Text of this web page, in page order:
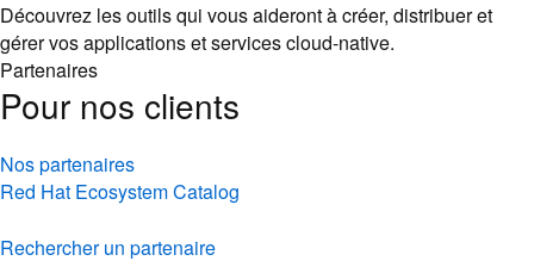
Découvrez les outils qui vous aideront à créer, distribuer et
gérer vos applications et services cloud-native.
Partenaires
Pour nos clients
Nos partenaires
Red Hat Ecosystem Catalog
Rechercher un partenaire